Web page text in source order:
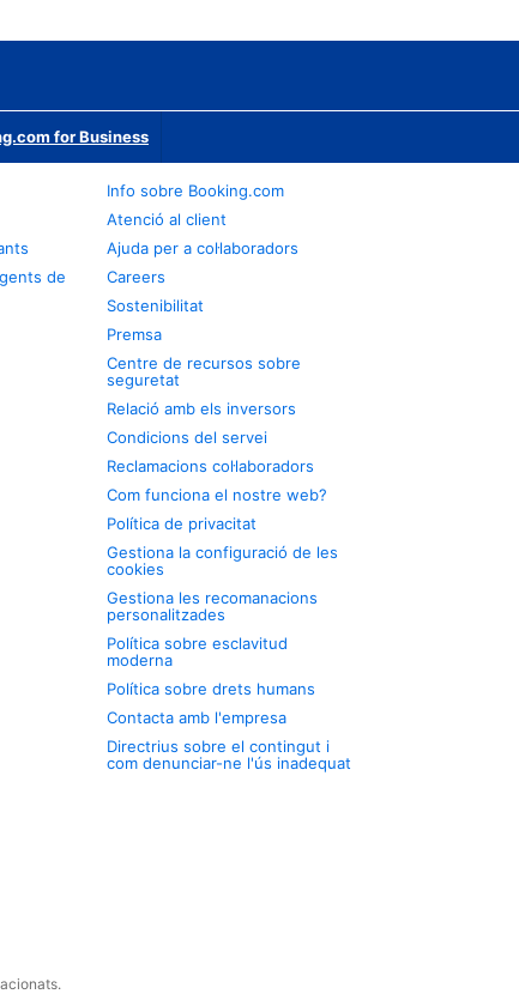
for Business
de
Info sobre Booking.com
Atenció al client
Ajuda per a col·laboradors
Careers
Sostenibilitat
Premsa
Centre de recursos sobre
seguretat
Relació amb els inversors
Condicions del servei
Reclamacions col·laboradors
Com funciona el nostre web?
Política de privacitat
Gestiona la configuració de les
cookies
Gestiona les recomanacions
personalitzades
Política sobre esclavitud
moderna
Política sobre drets humans
Contacta amb l'empresa
Directrius sobre el contingut i
com denunciar-ne l'ús inadequat